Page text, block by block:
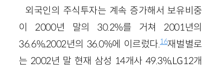
외국인의 주식투자는 계속 증가해서 보유비중
이 2000년 말의 30.2%를 거쳐 2001년의
36.6%,2002년의 36.0%에 이르렀다.16재벌별로
는 2002년 말 현재 삼성 14개사 49.3%,LG12개